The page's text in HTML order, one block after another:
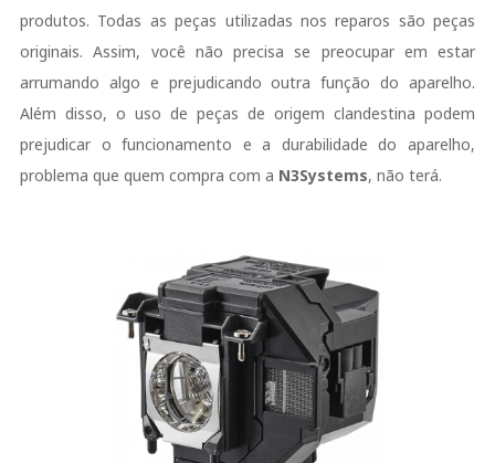
produtos. Todas as peças utilizadas nos reparos são peças
originais. Assim, você não precisa se preocupar em estar
arrumando algo e prejudicando outra função do aparelho.
Além disso, o uso de peças de origem clandestina podem
prejudicar o funcionamento e a durabilidade do aparelho,
problema que quem compra com a N3Systems, não terá.